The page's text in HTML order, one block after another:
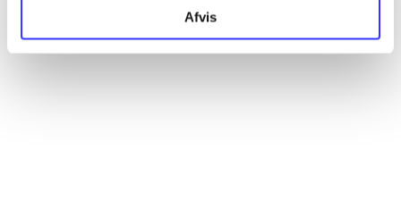
Afvis